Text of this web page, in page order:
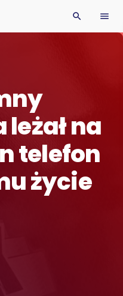
search menu
na
telefon
życie